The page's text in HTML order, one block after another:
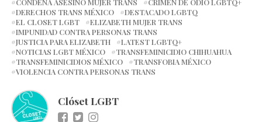
DERECHOS TRANS MÉXICO
DESTACADO LGBTQ
EL CLOSET LGBT
ELIZABETH MUJER TRANS
IMPUNIDAD CONTRA PERSONAS TRANS
JUSTICIA PARA ELIZABETH
LATEST LGBTQ+
NOTICIAS LGBT MÉXICO
TRANSFEMINICIDIO CHIHUAHUA
TRANSFEMINICIDIOS MÉXICO
TRANSFOBIA MÉXICO
VIOLENCIA CONTRA PERSONAS TRANS
Clóset LGBT